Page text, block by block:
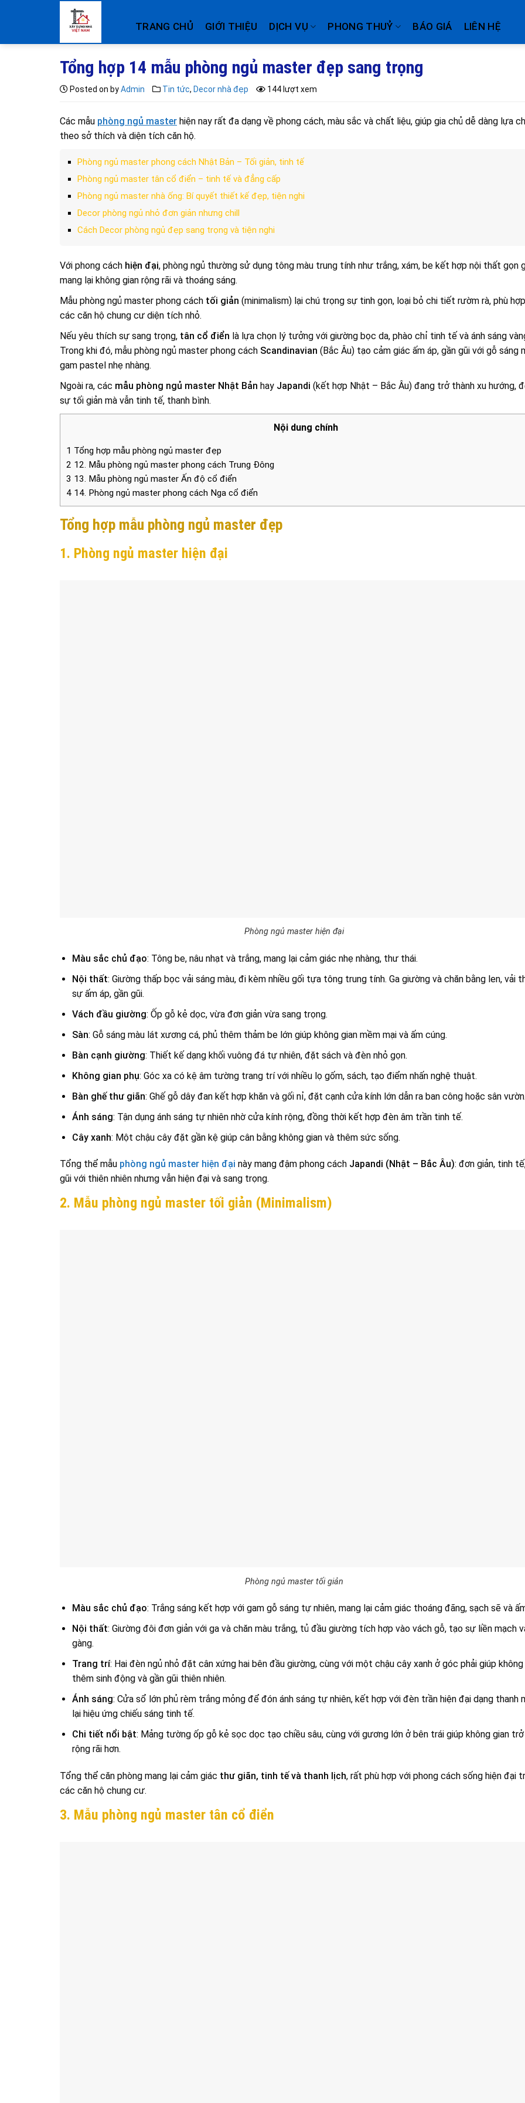
TRANG CHỦ GIỚI THIỆU DỊCH VỤ PHONG THUỶ BÁO GIÁ LIÊN HỆ
Tổng hợp 14 mẫu phòng ngủ master đẹp sang trọng
Posted on byAdmin Tin tức, Decor nhà đẹp 144 lượt xem
Các mẫu phòng ngủ master hiện nay rất đa dạng về phong cách, màu sắc và chất liệu, giúp gia chủ dễ dàng lựa
theo sở thích và diện tích căn hộ.
Phòng ngủ master phong cách Nhật Bản – Tối giản, tinh tế
Phòng ngủ master tân cổ điển – tinh tế và đẳng cấp
Phòng ngủ master nhà ống: Bí quyết thiết kế đẹp, tiện nghi
Decor phòng ngủ nhỏ đơn giản nhưng chill
Cách Decor phòng ngủ đẹp sang trọng và tiện nghi
Với phong cách hiện đại, phòng ngủ thường sử dụng tông màu trung tính như trắng, xám, be kết hợp nội thất gọn
mang lại không gian rộng rãi và thoáng sáng.
Mẫu phòng ngủ master phong cách tối giản (minimalism) lại chú trọng sự tinh gọn, loại bỏ chi tiết rườm rà, phù
các căn hộ chung cư diện tích nhỏ.
Nếu yêu thích sự sang trọng, tân cổ điển là lựa chọn lý tưởng với giường bọc da, phào chỉ tinh tế và ánh sáng
Trong khi đó, mẫu phòng ngủ master phong cách Scandinavian (Bắc Âu) tạo cảm giác ấm áp, gần gũi với gỗ sáng
gam pastel nhẹ nhàng.
Ngoài ra, các mẫu phòng ngủ master Nhật Bản hay Japandi (kết hợp Nhật – Bắc Âu) đang trở thành xu hướng,
sự tối giản mà vẫn tinh tế, thanh bình.
Nội dung chính
1 Tổng hợp mẫu phòng ngủ master đẹp
2 12. Mẫu phòng ngủ master phong cách Trung Đông
3 13. Mẫu phòng ngủ master Ấn độ cổ điển
4 14. Phòng ngủ master phong cách Nga cổ điển
Tổng hợp mẫu phòng ngủ master đẹp
1. Phòng ngủ master hiện đại
Phòng ngủ master hiện đại
Màu sắc chủ đạo: Tông be, nâu nhạt và trắng, mang lại cảm giác nhẹ nhàng, thư thái.
Nội thất: Giường thấp bọc vải sáng màu, đi kèm nhiều gối tựa tông trung tính. Ga giường và chăn bằng len, vải
sự ấm áp, gần gũi.
Vách đầu giường: Ốp gỗ kẻ dọc, vừa đơn giản vừa sang trọng.
Sàn: Gỗ sáng màu lát xương cá, phủ thêm thảm be lớn giúp không gian mềm mại và ấm cúng.
Bàn cạnh giường: Thiết kế dạng khối vuông đá tự nhiên, đặt sách và đèn nhỏ gọn.
Không gian phụ: Góc xa có kệ âm tường trang trí với nhiều lọ gốm, sách, tạo điểm nhấn nghệ thuật.
Bàn ghế thư giãn: Ghế gỗ dây đan kết hợp khăn và gối nỉ, đặt cạnh cửa kính lớn dẫn ra ban công hoặc sân vườn.
Ánh sáng: Tận dụng ánh sáng tự nhiên nhờ cửa kính rộng, đồng thời kết hợp đèn âm trần tinh tế.
Cây xanh: Một chậu cây đặt gần kệ giúp cân bằng không gian và thêm sức sống.
Tổng thể mẫu phòng ngủ master hiện đại này mang đậm phong cách Japandi (Nhật – Bắc Âu): đơn giản, tinh
gũi với thiên nhiên nhưng vẫn hiện đại và sang trọng.
2. Mẫu phòng ngủ master tối giản (Minimalism)
Phòng ngủ master tối giản
Màu sắc chủ đạo: Trắng sáng kết hợp với gam gỗ sáng tự nhiên, mang lại cảm giác thoáng đãng, sạch sẽ và
Nội thất: Giường đôi đơn giản với ga và chăn màu trắng, tủ đầu giường tích hợp vào vách gỗ, tạo sự liền mạch
gàng.
Trang trí: Hai đèn ngủ nhỏ đặt cân xứng hai bên đầu giường, cùng với một chậu cây xanh ở góc phải giúp không
thêm sinh động và gần gũi thiên nhiên.
Ánh sáng: Cửa sổ lớn phủ rèm trắng mỏng để đón ánh sáng tự nhiên, kết hợp với đèn trần hiện đại dạng thanh
lại hiệu ứng chiếu sáng tinh tế.
Chi tiết nổi bật: Mảng tường ốp gỗ kẻ sọc dọc tạo chiều sâu, cùng với gương lớn ở bên trái giúp không gian trở
rộng rãi hơn.
Tổng thể căn phòng mang lại cảm giác thư giãn, tinh tế và thanh lịch, rất phù hợp với phong cách sống hiện đại
các căn hộ chung cư.
3. Mẫu phòng ngủ master tân cổ điển